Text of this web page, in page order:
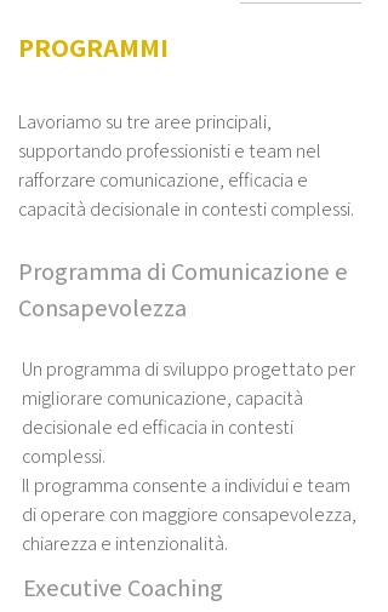
PROGRAMMI
Lavoriamo su tre aree principali,
supportando professionisti e team nel
rafforzare comunicazione, efficacia e
capacità decisionale in contesti complessi.
Programma di Comunicazione e
Consapevolezza
Un programma di sviluppo progettato per
migliorare comunicazione, capacità
decisionale ed efficacia in contesti
complessi.
Il programma consente a individui e team
di operare con maggiore consapevolezza,
chiarezza e intenzionalità.
Executive Coaching